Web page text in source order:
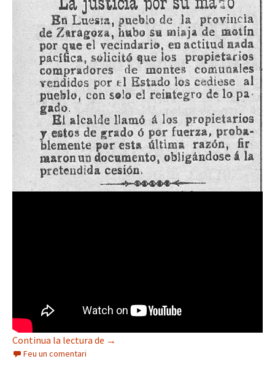
Continua la lectura de Motí pels comunals a Luesia (Aragó)
→
Feu un comentari